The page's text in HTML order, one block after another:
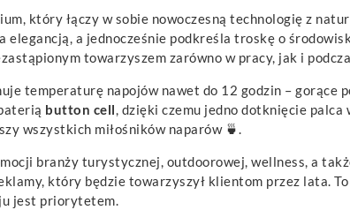
który łączy w sobie nowoczesną technologię z
elegancją, a jednocześnie podkreśla troskę o
towarzyszem zarówno w pracy, jak i
temperaturę napojów nawet do 12 godzin – gorące
button cell, dzięki czemu jedno dotknięcie
wszystkich miłośników naparów 🍵.
branży turystycznej, outdoorowej, wellness, a
który będzie towarzyszył klientom przez lata.
jest priorytetem.